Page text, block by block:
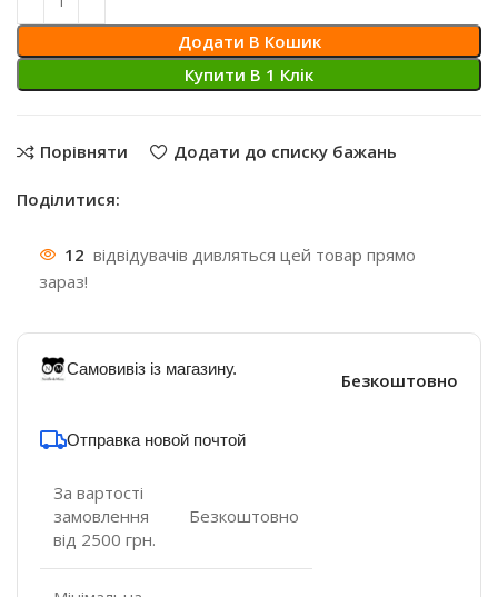
Додати В Кошик
Купити В 1 Клiк
Порівняти Додати до списку бажань
Поділитися:
12 відвідувачів дивляться цей товар прямо
зараз!
Самовивіз із магазину.
Безкоштовно
Отправка новой почтой
За вартості
замовлення
від 2500 грн.
Безкоштовно